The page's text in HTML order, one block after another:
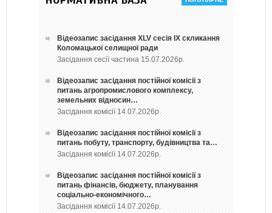
Відеозапис засідання ХLV сесія ІХ скликання
Коломацької селищної ради
Засідання сесії частина 15.07.2026р.
Відеозапис засідання постійної комісії з
питань агропромислового комплексу,
земельних відносин…
Засідання комісії 14.07.2026р.
Відеозапис засідання постійної комісії з
питань побуту, транспорту, будівництва та…
Засідання комісії 14.07.2026р.
Відеозапис засідання постійної комісії з
питань фінансів, бюджету, планування
соціально-економічного…
Засідання комісії 14.07.2026р.